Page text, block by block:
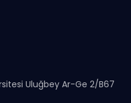
Uluğbey Ar-Ge 2/B67